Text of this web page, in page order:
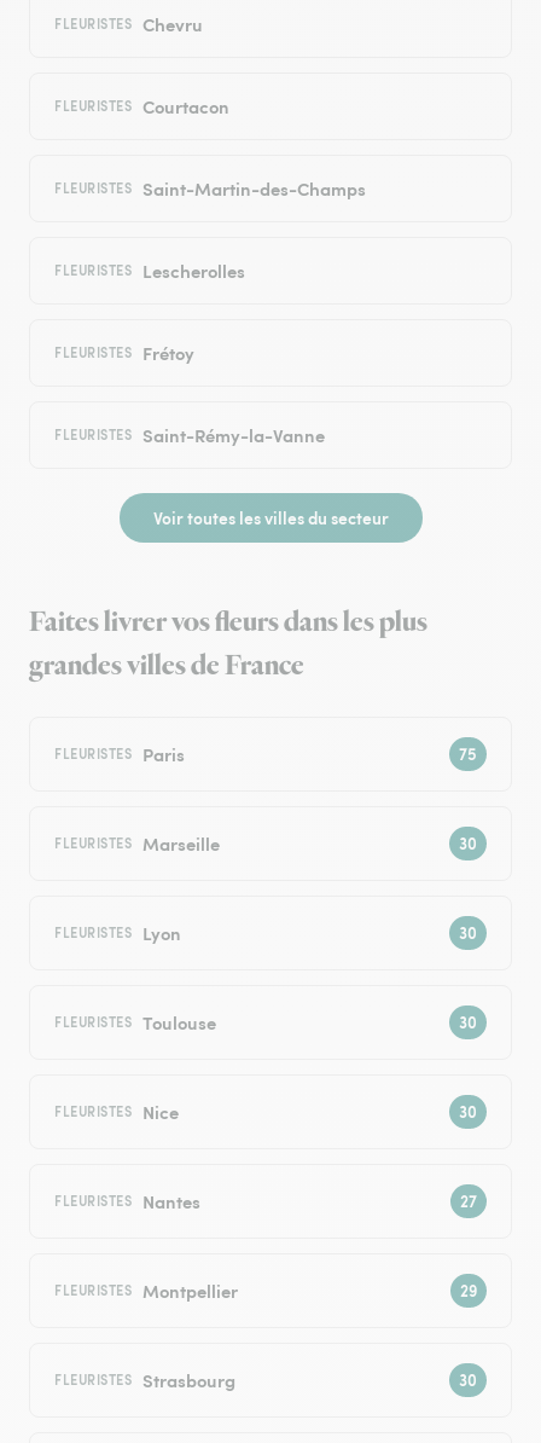
FLEURISTES Chevru
FLEURISTES Courtacon
FLEURISTES Saint-Martin-des-Champs
FLEURISTES Lescherolles
FLEURISTES Frétoy
FLEURISTES Saint-Rémy-la-Vanne
Voir toutes les villes du secteur
Faites livrer vos fleurs dans les plus
grandes villes de France
FLEURISTES Paris
FLEURISTES Marseille
FLEURISTES Lyon
FLEURISTES Toulouse
FLEURISTES Nice
FLEURISTES Nantes
FLEURISTES Montpellier
FLEURISTES Strasbourg